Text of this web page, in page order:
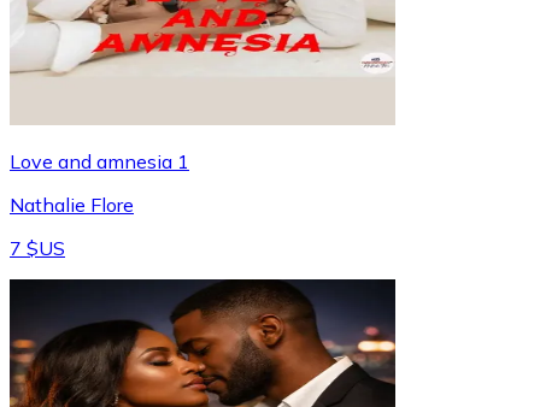
Love and amnesia 1
Nathalie Flore
7 $US